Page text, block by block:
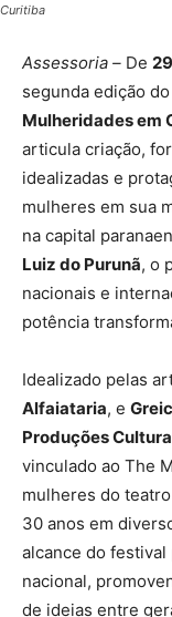
Curitiba
Assessoria – De
segunda edição do
Mulheridades em
articula criação,
idealizadas e
mulheres em sua
na capital
Luiz do Purunã, o
nacionais e
potência
Idealizado pelas
Alfaiataria, e
Produções
vinculado ao The
mulheres do
30 anos em
alcance do
nacional,
de ideias entre